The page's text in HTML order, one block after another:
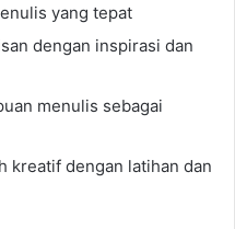
yang tepat
dengan inspirasi dan
menulis sebagai
kreatif dengan latihan dan